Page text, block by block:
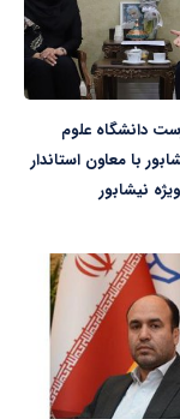
دانشگاه علوم
با معاون استاندار
نیشابور